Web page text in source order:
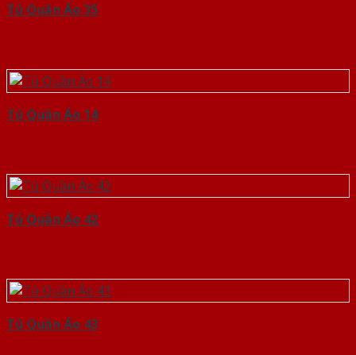
Tủ Quần Áo 35
Tủ Quần Áo 14
Tủ Quần Áo 42
Tủ Quần Áo 43